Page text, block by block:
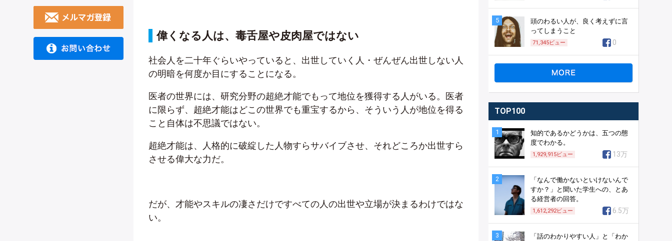
偉くなる人は、毒舌屋や皮肉屋ではない
社会人を二十年ぐらいやっていると、出世していく人・ぜんぜん出世しない人
の明暗を何度か目にすることになる。
医者の世界には、研究分野の超絶才能でもって地位を獲得する人がいる。医者
に限らず、超絶才能はどこの世界でも重宝するから、そういう人が地位を得る
こと自体は不思議ではない。
超絶才能は、人格的に破綻した人物すらサバイブさせ、それどころか出世すら
させる偉大な力だ。
だが、才能やスキルの凄さだけですべての人の出世や立場が決まるわけではな
い。
5
頭のわるい人が、良く考えずに言
ってしまうこと
71,345ビュー 0
TOP100
1
知的であるかどうかは、五つの態
度でわかる。
1,929,915ビュー 13万
2
「なんで働かないといけないんで
すか？」と聞いた学生への、とあ
る経営者の回答。
1,612,292ビュー 6.5万
3
「話のわかりやすい人」と「わか